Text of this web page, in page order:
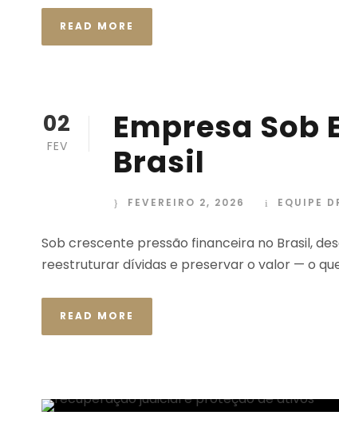
READ MORE
02
FEV
Empresa Sob
Brasil
FEVEREIRO 2, 2026 EQUIPE
Sob crescente pressão financeira no Brasil,
reestruturar dívidas e preservar o valor — o
READ MORE